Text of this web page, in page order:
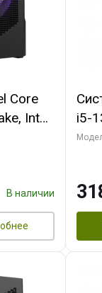
Core
Intel
Palit
В наличии
i5-
7,